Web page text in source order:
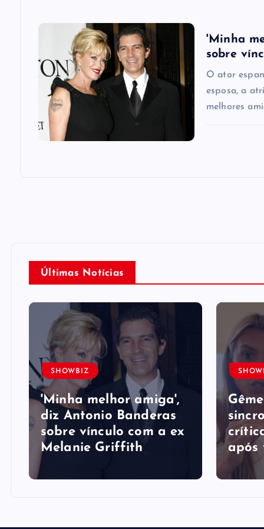
'Minha
sobre
O ator
esposa, a
melhores
Últimas Notícias
SHOWBIZ
'Minha melhor amiga',
diz Antonio Banderas
sobre vínculo com a ex
Melanie Griffith
após